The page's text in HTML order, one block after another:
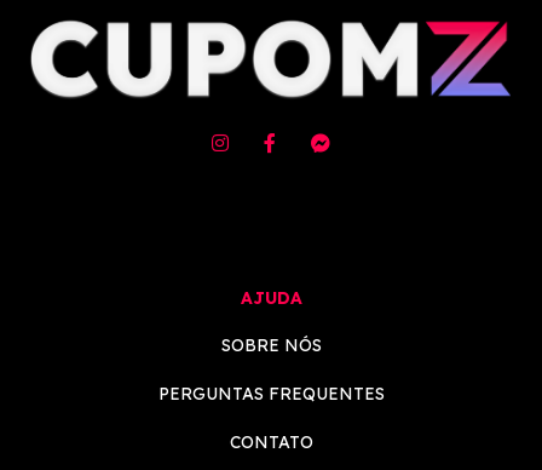
AJUDA
SOBRE NÓS
PERGUNTAS FREQUENTES
CONTATO